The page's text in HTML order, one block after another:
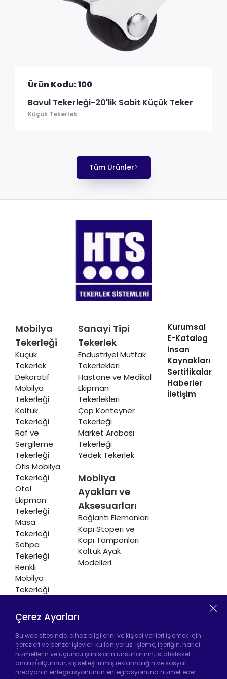
Ürün Kodu: 100
Bavul Tekerleği-20'lik Sabit Küçük Teker
Küçük Tekerlek
Tüm Ürünler
Mobilya
Tekerleği
Küçük
Tekerlek
Dekoratif
Mobilya
Tekerleği
Koltuk
Tekerleği
Raf ve
Sergileme
Tekerleği
Ofis Mobilya
Tekerleği
Otel
Ekipman
Tekerleği
Masa
Tekerleği
Sehpa
Tekerleği
Renkli
Mobilya
Tekerleği
Isıtıcı
Tekerleği
Sanayi Tipi
Tekerlek
Endüstriyel Mutfak
Tekerlekleri
Hastane ve Medikal
Ekipman
Tekerlekleri
Çöp Konteyner
Tekerleği
Market Arabası
Tekerleği
Yedek Tekerlek
Mobilya
Ayakları ve
Aksesuarları
Bağlantı Elemanları
Kapı Stoperi ve
Kapı Tamponları
Koltuk Ayak
Modelleri
Kurumsal
E-Katalog
İnsan
Kaynakları
Sertifikalar
Haberler
İletişim
Hadımköy Fabrika:Atatürk Sanayi Bölgesi
Çerez Ayarları
Bu web sitesinde, cihaz bilgilerini ve kişisel verileri işlemek için
çerezleri ve benzer işlevleri kullanıyoruz. İşleme, içeriğin, harici
hizmetlerin ve üçüncü şahısların unsurlarının, istatistiksel
analiz/ölçümün, kişiselleştirilmiş reklamcılığın ve sosyal
medyanın entegrasyonunun entegrasyonuna hizmet eder.